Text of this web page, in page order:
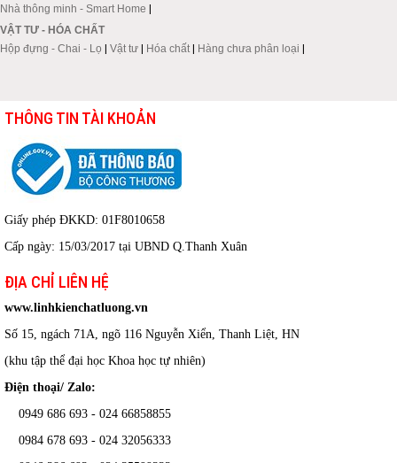
Nhà thông minh - Smart Home |
VẬT TƯ - HÓA CHẤT
Hộp đựng - Chai - Lọ | Vật tư | Hóa chất | Hàng chưa phân loại |
THÔNG TIN TÀI KHOẢN
Giấy phép ĐKKD: 01F8010658
Cấp ngày: 15/03/2017 tại UBND Q.Thanh Xuân
ĐỊA CHỈ LIÊN HỆ
www.linhkienchatluong.vn
Số 15, ngách 71A, ngõ 116 Nguyễn Xiển, Thanh Liệt, HN
(khu tập thể đại học Khoa học tự nhiên)
Điện thoại/ Zalo:
0949 686 693 - 024 66858855
0984 678 693 - 024 32056333